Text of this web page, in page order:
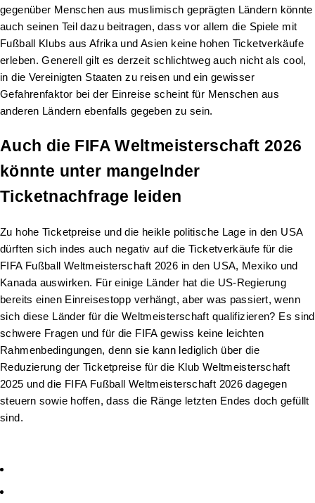
gegenüber Menschen aus muslimisch geprägten Ländern könnte
auch seinen Teil dazu beitragen, dass vor allem die Spiele mit
Fußball Klubs aus Afrika und Asien keine hohen Ticketverkäufe
erleben. Generell gilt es derzeit schlichtweg auch nicht als cool,
in die Vereinigten Staaten zu reisen und ein gewisser
Gefahrenfaktor bei der Einreise scheint für Menschen aus
anderen Ländern ebenfalls gegeben zu sein.
Auch die FIFA Weltmeisterschaft 2026
könnte unter mangelnder
Ticketnachfrage leiden
Zu hohe Ticketpreise und die heikle politische Lage in den USA
dürften sich indes auch negativ auf die Ticketverkäufe für die
FIFA Fußball Weltmeisterschaft 2026 in den USA, Mexiko und
Kanada auswirken. Für einige Länder hat die US-Regierung
bereits einen Einreisestopp verhängt, aber was passiert, wenn
sich diese Länder für die Weltmeisterschaft qualifizieren? Es sind
schwere Fragen und für die FIFA gewiss keine leichten
Rahmenbedingungen, denn sie kann lediglich über die
Reduzierung der Ticketpreise für die Klub Weltmeisterschaft
2025 und die FIFA Fußball Weltmeisterschaft 2026 dagegen
steuern sowie hoffen, dass die Ränge letzten Endes doch gefüllt
sind.